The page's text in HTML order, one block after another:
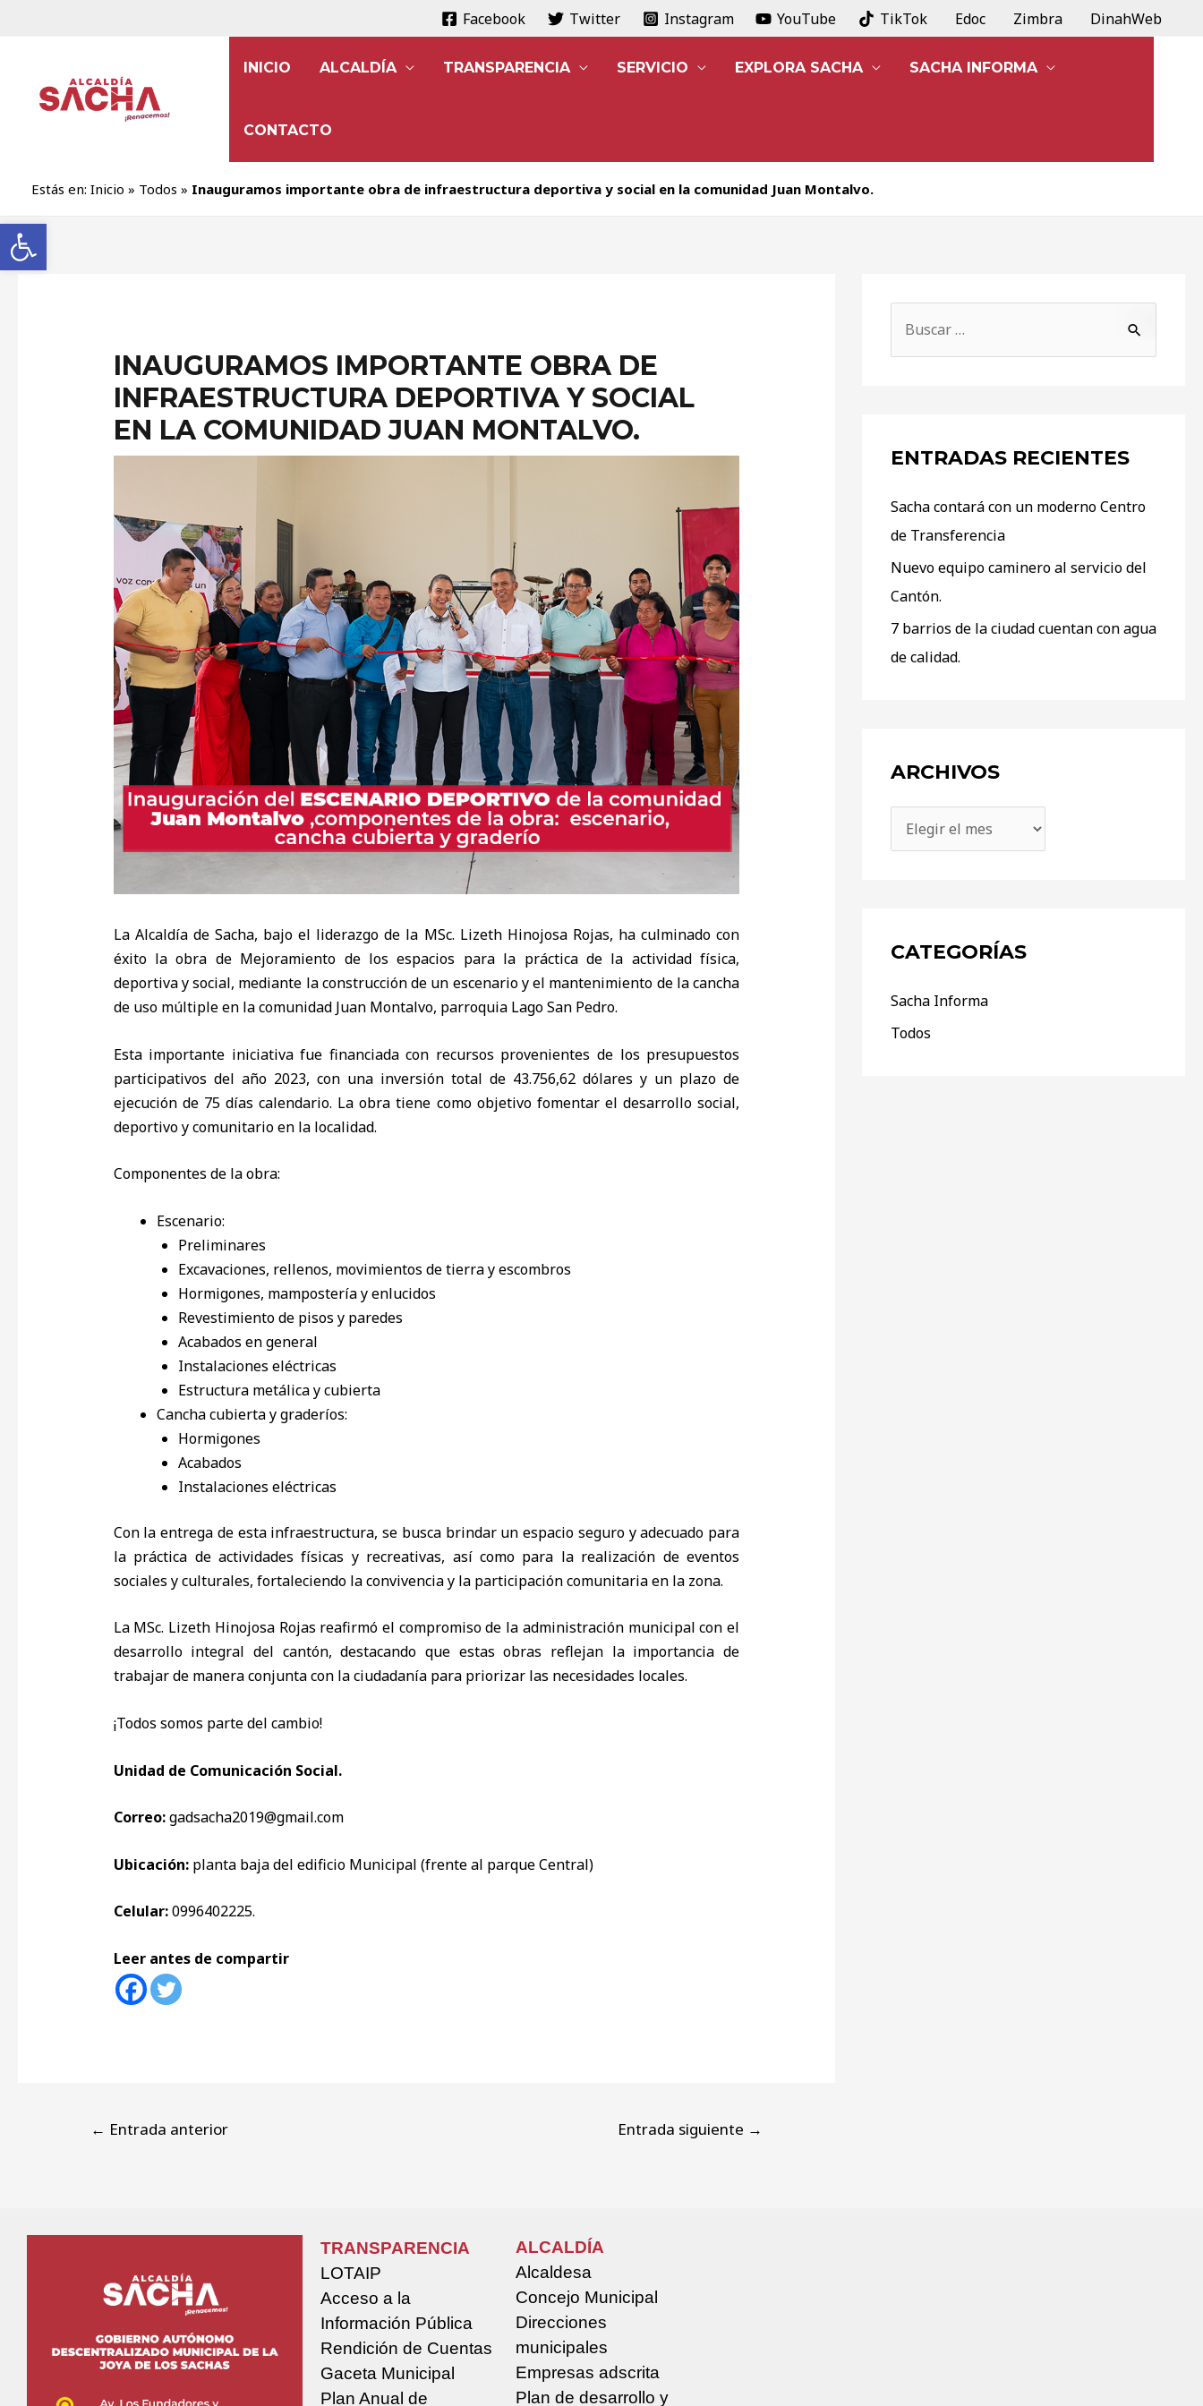
Abrir barra de herramientas
Facebook Twitter Instagram YouTube TikTok Edoc Zimbra DinahWeb
INICIO ALCALDÍA TRANSPARENCIA SERVICIO EXPLORA SACHA SACHA INFORMA
CONTACTO
Estás en: Inicio » Todos » Inauguramos importante obra de infraestructura deportiva y social en la comunidad Juan Montalvo.
INAUGURAMOS IMPORTANTE OBRA DE
INFRAESTRUCTURA DEPORTIVA Y SOCIAL
EN LA COMUNIDAD JUAN MONTALVO.
La Alcaldía de Sacha, bajo el liderazgo de la MSc. Lizeth Hinojosa Rojas, ha culminado con
éxito la obra de Mejoramiento de los espacios para la práctica de la actividad física,
deportiva y social, mediante la construcción de un escenario y el mantenimiento de la cancha
de uso múltiple en la comunidad Juan Montalvo, parroquia Lago San Pedro.
Esta importante iniciativa fue financiada con recursos provenientes de los presupuestos
participativos del año 2023, con una inversión total de 43.756,62 dólares y un plazo de
ejecución de 75 días calendario. La obra tiene como objetivo fomentar el desarrollo social,
deportivo y comunitario en la localidad.
Componentes de la obra:
Escenario:
Preliminares
Excavaciones, rellenos, movimientos de tierra y escombros
Hormigones, mampostería y enlucidos
Revestimiento de pisos y paredes
Acabados en general
Instalaciones eléctricas
Estructura metálica y cubierta
Cancha cubierta y graderíos:
Hormigones
Acabados
Instalaciones eléctricas
Con la entrega de esta infraestructura, se busca brindar un espacio seguro y adecuado para
la práctica de actividades físicas y recreativas, así como para la realización de eventos
sociales y culturales, fortaleciendo la convivencia y la participación comunitaria en la zona.
La MSc. Lizeth Hinojosa Rojas reafirmó el compromiso de la administración municipal con el
desarrollo integral del cantón, destacando que estas obras reflejan la importancia de
trabajar de manera conjunta con la ciudadanía para priorizar las necesidades locales.
¡Todos somos parte del cambio!
Unidad de Comunicación Social.
Correo:gadsacha2019@gmail.com
Ubicación:planta baja del edificio Municipal (frente al parque Central)
Celular:0996402225.
Leer antes de compartir
← Entrada anterior Entrada siguiente →
ENTRADAS RECIENTES
Sacha contará con un moderno Centro
de Transferencia
Nuevo equipo caminero al servicio del
Cantón.
7 barrios de la ciudad cuentan con agua
de calidad.
ARCHIVOS
CATEGORÍAS
Sacha Informa
Todos
TRANSPARENCIA
LOTAIP
Acceso a la
Información Pública
Rendición de Cuentas
Gaceta Municipal
Plan Anual de
ALCALDÍA
Alcaldesa
Concejo Municipal
Direcciones
municipales
Empresas adscrita
Plan de desarrollo y